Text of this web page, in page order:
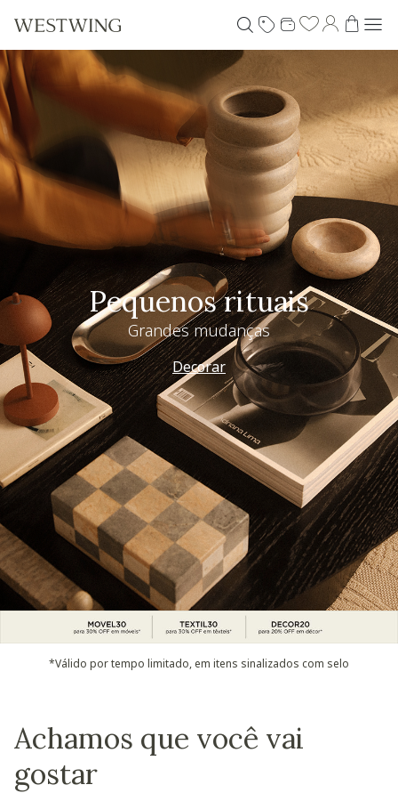
Pequenos rituais
Grandes mudanças
Decorar
*Válido por tempo limitado, em itens sinalizados com selo
Achamos que você vai
gostar